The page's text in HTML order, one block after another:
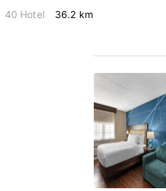
40 Hotel 36.2 km